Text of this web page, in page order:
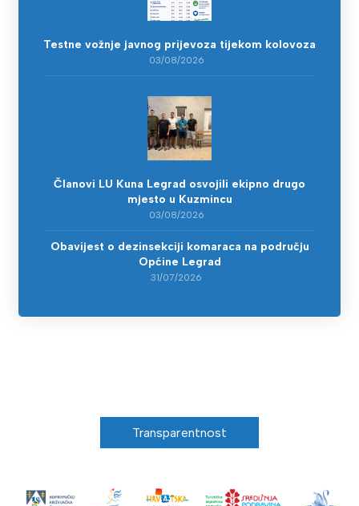
Testne vožnje javnog prijevoza tijekom kolovoza
03/08/2026
Članovi LU Kuna Legrad osvojili ekipno drugo
mjesto u Kuzmincu
03/08/2026
Obavijest o dezinsekciji komaraca na području
Općine Legrad
31/07/2026
Transparentnost